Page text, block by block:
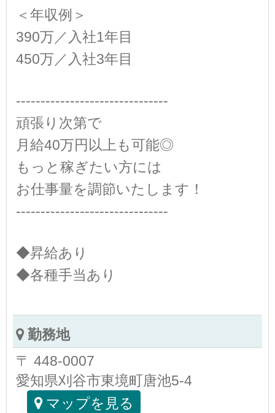
＜年収例＞
390万／入社1年目
450万／入社3年目
-------------------------------
頑張り次第で
月給40万円以上も可能◎
もっと稼ぎたい方には
お仕事量を調節いたします！
-------------------------------
◆昇給あり
◆各種手当あり
勤務地
〒 448-0007
愛知県刈谷市東境町唐池5-4
マップを見る